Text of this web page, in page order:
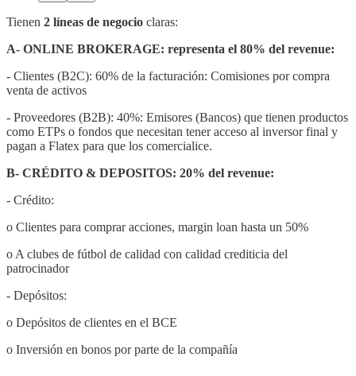
Tienen 2 líneas de negocio claras:
A- ONLINE BROKERAGE: representa el 80% del revenue:
- Clientes (B2C): 60% de la facturación: Comisiones por compra
venta de activos
- Proveedores (B2B): 40%: Emisores (Bancos) que tienen productos
como ETPs o fondos que necesitan tener acceso al inversor final y
pagan a Flatex para que los comercialice.
B- CRÉDITO & DEPOSITOS: 20% del revenue:
- Crédito:
o Clientes para comprar acciones, margin loan hasta un 50%
o A clubes de fútbol de calidad con calidad crediticia del
patrocinador
- Depósitos:
o Depósitos de clientes en el BCE
o Inversión en bonos por parte de la compañía